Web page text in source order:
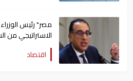
مصر" رئيس
الاستراتيجي من
اقتصاد